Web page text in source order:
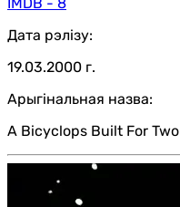
Дата рэлізу:
19.03.2000 г.
Арыгінальная назва:
A Bicyclops Built For Two